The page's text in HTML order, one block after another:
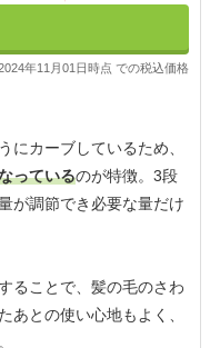
年11月01日時点 での税込価格
にカーブしているため、
っているのが特徴。3段
が調節でき必要な量だけ
ることで、髪の毛のさわ
あとの使い心地もよく、